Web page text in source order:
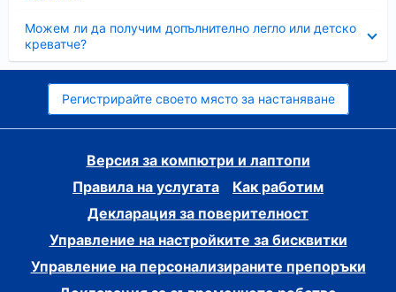
Можем ли да получим допълнително легло или детско
креватче?
Регистрирайте своето място за настаняване
Версия за компютри и лаптопи
Правила на услугата
Как работим
Декларация за поверителност
Управление на настройките за бисквитки
Управление на персонализираните препоръки